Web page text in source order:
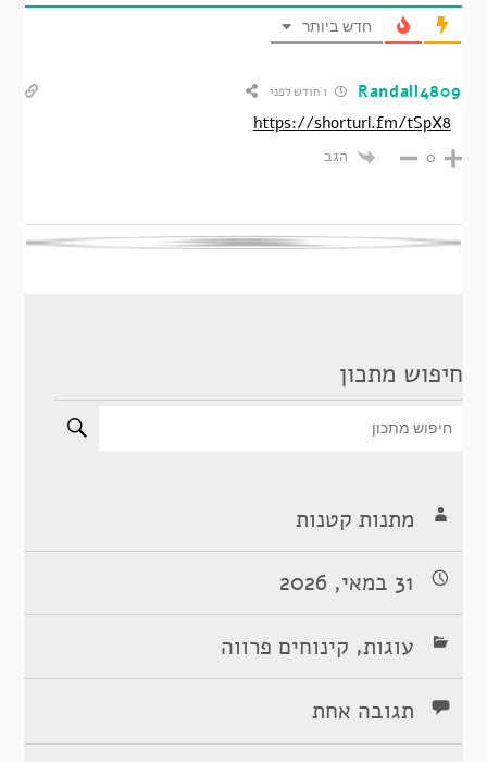
חדש ביותר
Randall4809
https://shorturl.fm/tSpX8
0 הגב
חיפוש מתכון
מתנות קטנות
31 במאי, 2026
עוגות, קינוחים פרווה
תגובה אחת